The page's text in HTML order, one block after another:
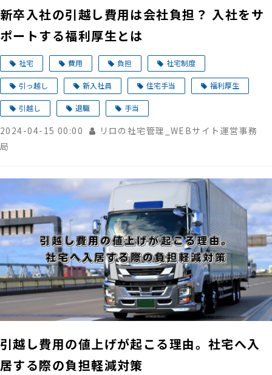
新卒入社の引越し費用は会社負担？ 入社をサ
ポートする福利厚生とは
社宅 費用 負担 社宅制度
引っ越し 新入社員 住宅手当 福利厚生
引越し 退職 手当
2024-04-15 00:00
リロの社宅管理_WEBサイト運営事務
局
引越し費用の値上げが起こる理由。社宅へ入
居する際の負担軽減対策